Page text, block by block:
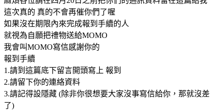
這次真的 真的不會再催你們了喔
如果沒在期限內來完成報到手續的人
就視為自願把禮物送給MOMO
我會叫MOMO寫信感謝你的
報到手續
1.請到這篇底下留言開頭寫上 報到
2.請留下你的連絡資料
3.請記得設隱藏 (除非你很想要大家沒事寫信給你，那就沒差
了)